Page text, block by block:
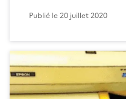
Publié le20 juillet 2020